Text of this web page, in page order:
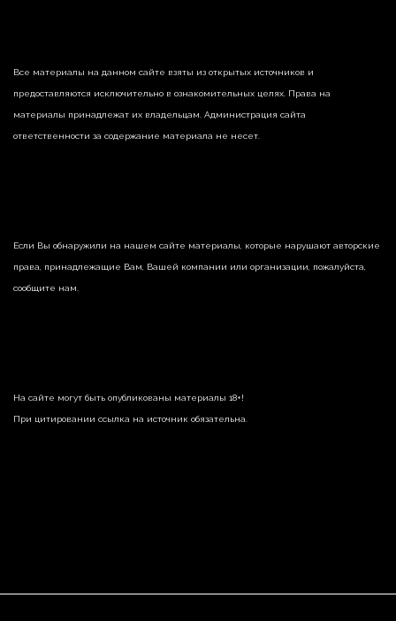
Все материалы на данном сайте взяты из открытых источников и
предоставляются исключительно в ознакомительных целях. Права на
материалы принадлежат их владельцам. Администрация сайта
ответственности за содержание материала не несет.
Если Вы обнаружили на нашем сайте материалы, которые нарушают авторские
права, принадлежащие Вам, Вашей компании или организации, пожалуйста,
сообщите нам.
На сайте могут быть опубликованы материалы 18+!
При цитировании ссылка на источник обязательна.